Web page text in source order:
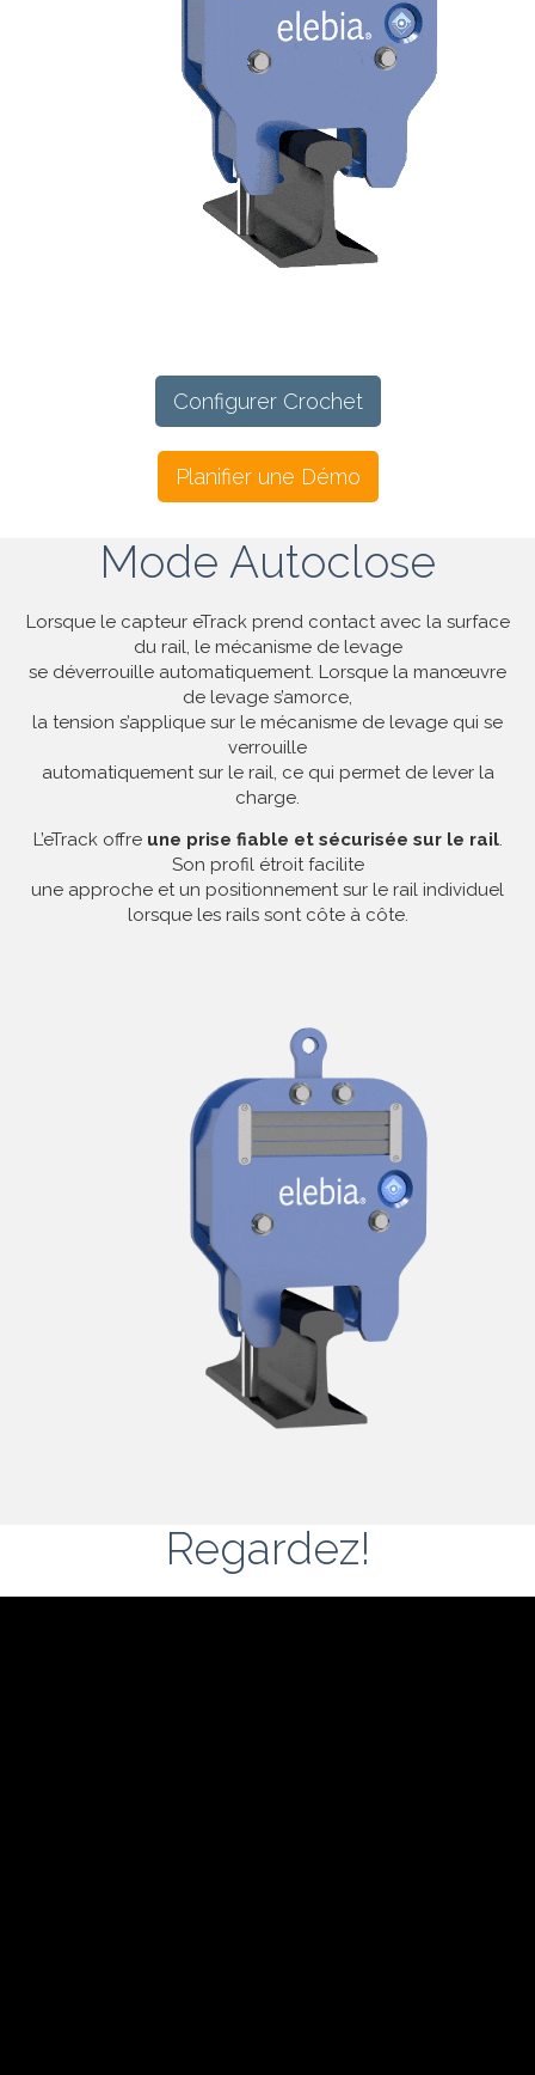
Configurer Crochet
Planifier une Démo
Mode Autoclose
Lorsque le capteur eTrack prend contact avec la surface
du rail, le mécanisme de levage
se déverrouille automatiquement. Lorsque la manœuvre
de levage s’amorce,
la tension s’applique sur le mécanisme de levage qui se
verrouille
automatiquement sur le rail, ce qui permet de lever la
charge.
L’eTrack offre une prise fiable et sécurisée sur le rail.
Son profil étroit facilite
une approche et un positionnement sur le rail individuel
lorsque les rails sont côte à côte.
Regardez!